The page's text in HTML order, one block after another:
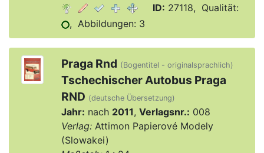
ID: 27118, Qualität:
, Abbildungen: 3
Praga Rnd (Bogentitel - originalsprachlich)
Tschechischer Autobus Praga
RND (deutsche Übersetzung)
Jahr: nach 2011, Verlagsnr.: 008
Verlag:Attimon Papierové Modely
(Slowakei)